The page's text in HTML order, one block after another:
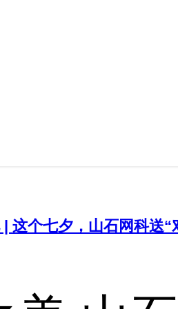
这个七夕，山石网科送“